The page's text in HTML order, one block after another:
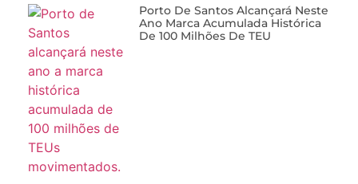
Porto De Santos Alcançará Neste
Ano Marca Acumulada Histórica
De 100 Milhões De TEU